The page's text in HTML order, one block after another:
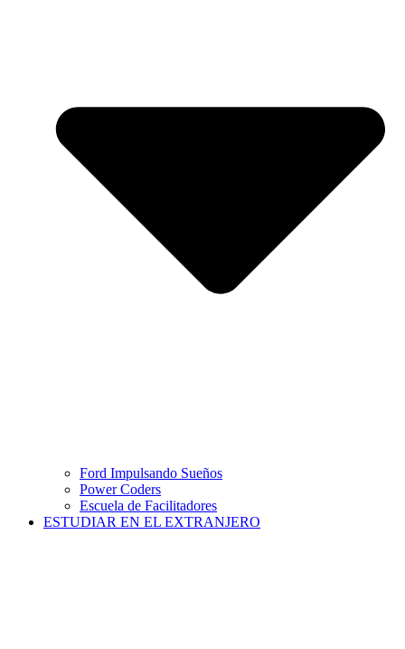
Ford Impulsando Sueños
Power Coders
Escuela de Facilitadores
ESTUDIAR EN EL EXTRANJERO